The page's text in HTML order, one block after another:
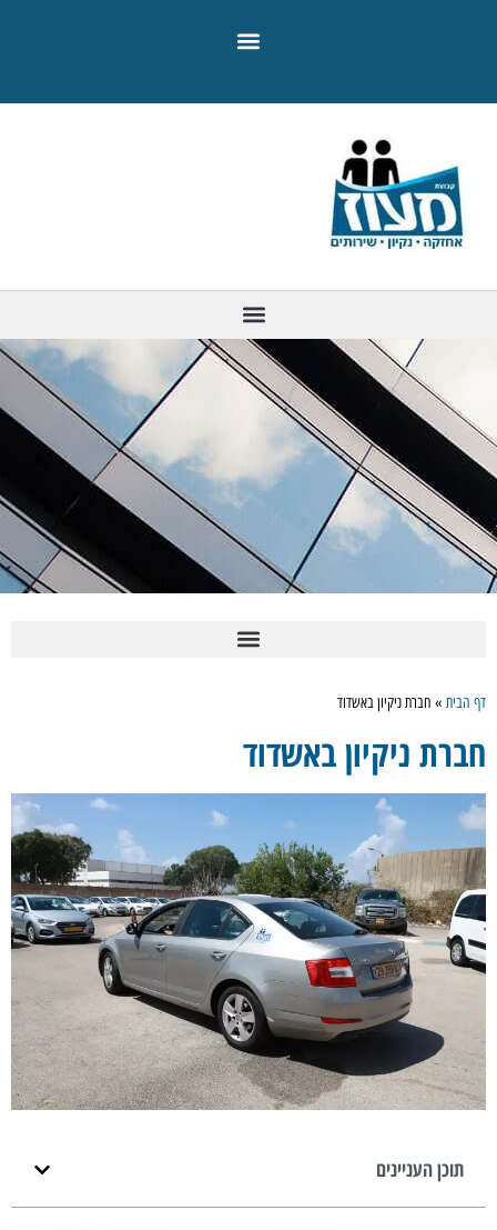
דף הבית » חברת ניקיון באשדוד
חברת ניקיון באשדוד
תוכן העניינים